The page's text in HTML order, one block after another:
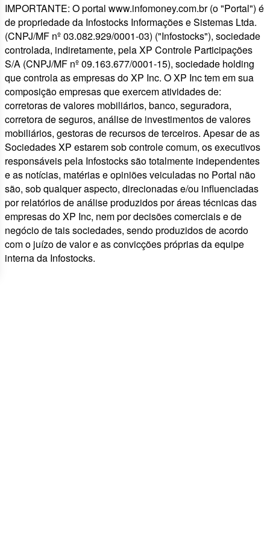
IMPORTANTE: O portal www.infomoney.com.br (o "Portal") é
de propriedade da Infostocks Informações e Sistemas Ltda.
(CNPJ/MF nº 03.082.929/0001-03) ("Infostocks"), sociedade
controlada, indiretamente, pela XP Controle Participações
S/A (CNPJ/MF nº 09.163.677/0001-15), sociedade holding
que controla as empresas do XP Inc. O XP Inc tem em sua
composição empresas que exercem atividades de:
corretoras de valores mobiliários, banco, seguradora,
corretora de seguros, análise de investimentos de valores
mobiliários, gestoras de recursos de terceiros. Apesar de as
Sociedades XP estarem sob controle comum, os executivos
responsáveis pela Infostocks são totalmente independentes
e as notícias, matérias e opiniões veiculadas no Portal não
são, sob qualquer aspecto, direcionadas e/ou influenciadas
por relatórios de análise produzidos por áreas técnicas das
empresas do XP Inc, nem por decisões comerciais e de
negócio de tais sociedades, sendo produzidos de acordo
com o juízo de valor e as convicções próprias da equipe
interna da Infostocks.